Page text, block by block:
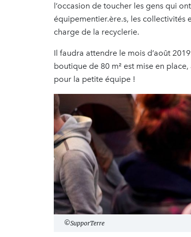
l’occasion de toucher les gens qui
équipementier.ère.s, les collectivités
charge de la recyclerie.
Il faudra attendre le mois d’août
boutique de 80 m² est mise en
pour la petite équipe !
©SupporTerre